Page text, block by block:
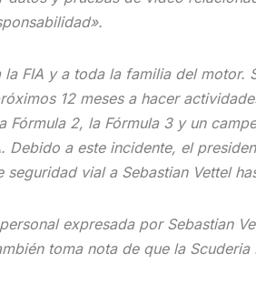
FIA y a toda la familia del motor.
12 meses a hacer
2, la Fórmula 3 y un
a este incidente, el
vial a Sebastian Vettel
expresada por Sebastian
toma nota de que la Scuderia